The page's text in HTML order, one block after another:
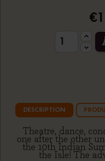
DESCRIPTION
Theatre, dance,
one after the other
the 10th Indian
the Isle! The